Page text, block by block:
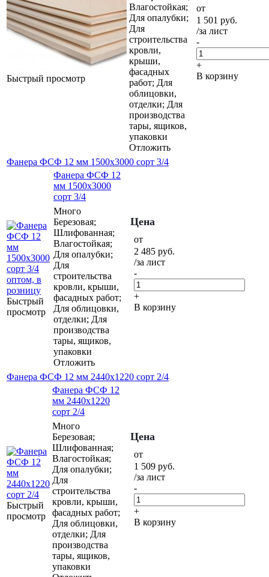
Быстрый просмотр
Влагостойкая;
Для опалубки;
Для
строительства
кровли,
крыши,
фасадных
работ; Для
облицовки,
отделки; Для
производства
тары, ящиков,
упаковки
Отложить
от
1 501 руб.
/за лист
-
+
В корзину
Фанера ФСФ 12 мм 1500х3000 сорт 3/4
Быстрый
просмотр
Фанера ФСФ 12
мм 1500х3000
сорт 3/4
Много
Березовая;
Шлифованная;
Влагостойкая;
Для опалубки;
Для
строительства
кровли, крыши,
фасадных работ;
Для облицовки,
отделки; Для
производства
тары, ящиков,
упаковки
Отложить
Цена
от
2 485 руб.
/за лист
-
+
В корзину
Фанера ФСФ 12 мм 2440х1220 сорт 2/4
Быстрый
просмотр
Фанера ФСФ 12
мм 2440х1220
сорт 2/4
Много
Березовая;
Шлифованная;
Влагостойкая;
Для опалубки;
Для
строительства
кровли, крыши,
фасадных работ;
Для облицовки,
отделки; Для
производства
тары, ящиков,
упаковки
Цена
от
1 509 руб.
/за лист
-
+
В корзину